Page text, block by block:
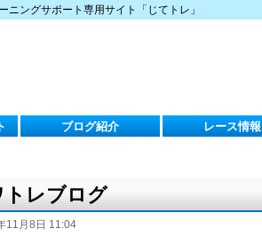
ニングサポート専用サイト「じてトレ」
ブログ紹介 レース情報
トレブログ
11月8日 11:04